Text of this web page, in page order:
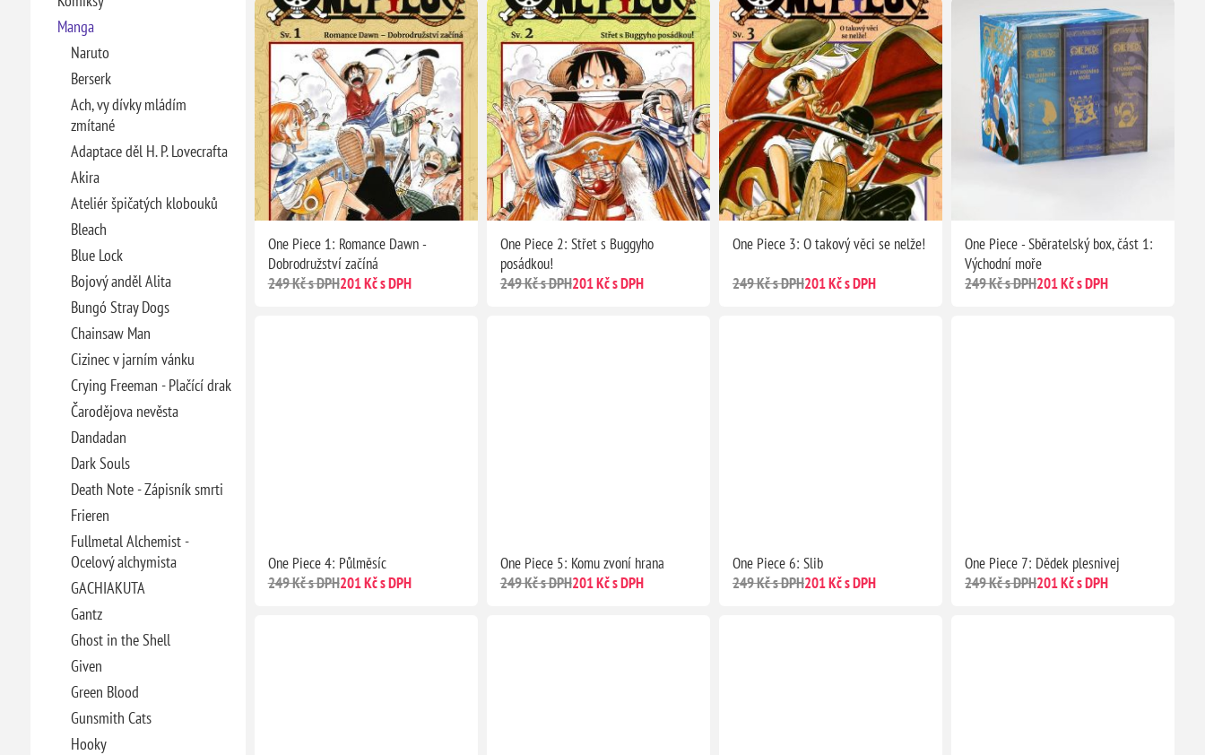
Manga
Naruto
Berserk
Ach, vy dívky mládím
zmítané
Adaptace děl H. P. Lovecrafta
Akira
Ateliér špičatých klobouků
Bleach
Blue Lock
Bojový anděl Alita
Bungó Stray Dogs
Chainsaw Man
Cizinec v jarním vánku
Crying Freeman - Plačící drak
Čarodějova nevěsta
Dandadan
Dark Souls
Death Note - Zápisník smrti
Frieren
Fullmetal Alchemist -
Ocelový alchymista
GACHIAKUTA
Gantz
Ghost in the Shell
Given
Green Blood
Gunsmith Cats
Hooky
One Piece 1: Romance Dawn -
Dobrodružství začíná
249 Kč s DPH201 Kč s DPH
One Piece 2: Střet s Buggyho
posádkou!
249 Kč s DPH201 Kč s DPH
One Piece 3: O takový věci se nelže!
249 Kč s DPH201 Kč s DPH
One Piece - Sběratelský box, část 1:
Východní moře
249 Kč s DPH201 Kč s DPH
One Piece 4: Půlměsíc
249 Kč s DPH201 Kč s DPH
One Piece 5: Komu zvoní hrana
249 Kč s DPH201 Kč s DPH
One Piece 6: Slib
249 Kč s DPH201 Kč s DPH
One Piece 7: Dědek plesnivej
249 Kč s DPH201 Kč s DPH